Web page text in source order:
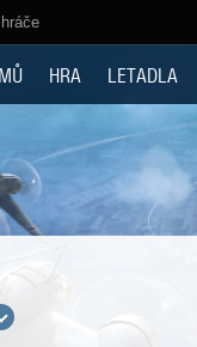
HRA LETADLA